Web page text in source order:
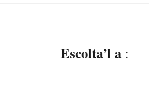
Escolta’l a :